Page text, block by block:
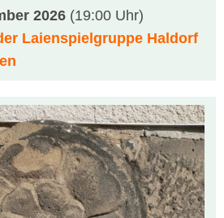
2026 (19:00 Uhr)
Laienspielgruppe Haldorf